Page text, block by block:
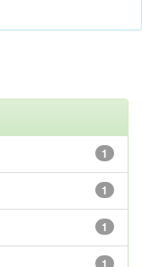
1
1
1
1